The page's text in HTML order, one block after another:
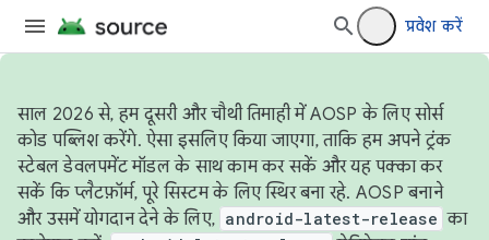
प्रवेश करें
साल 2026 से, हम दूसरी और चौथी तिमाही में AOSP के लिए सोर्स
कोड पब्लिश करेंगे. ऐसा इसलिए किया जाएगा, ताकि हम अपने ट्रंक
स्टेबल डेवलपमेंट मॉडल के साथ काम कर सकें और यह पक्का कर
सकें कि प्लैटफ़ॉर्म, पूरे सिस्टम के लिए स्थिर बना रहे. AOSP बनाने
और उसमें योगदान देने के लिए, android-latest-release का